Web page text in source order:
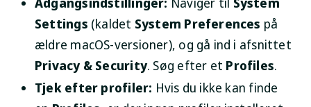
Settings (kaldet System Preferences på
ældre macOS-versioner), og gå ind i afsnittet
Privacy & Security. Søg efter et Profiles.
Tjek efter profiler: Hvis du ikke kan finde